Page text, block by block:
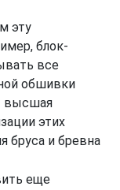
эту
блок-
все
обшивки
высшая
этих
бруса и бревна
еще